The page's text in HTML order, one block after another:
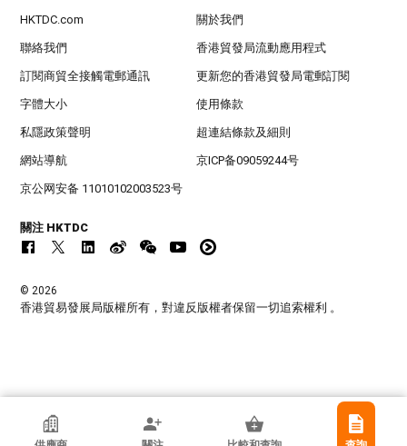
Sierra Encantada
HKTDC.com 關於我們
聯絡我們 香港貿發局流動應用程式
訂閱商貿全接觸電郵通訊 更新您的香港貿發局電郵訂閱
字體大小 使用條款
私隱政策聲明 超連結條款及細則
網站導航 京ICP备09059244号
京公网安备 11010102003523号
關注 HKTDC
© 2026
香港貿易發展局版權所有，對違反版權者保留一切追索權利 。